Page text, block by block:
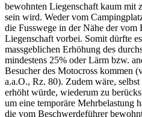
bewohnten Liegenschaft kaum mit
sein wird. Weder vom
die Fusswege in der Nähe der
Liegenschaft vorbei. Somit dürfte
massgeblichen Erhöhung des
mindestens 25% oder Lärm bzw.
Besucher des Motocross kommen
a.a.O., Rz. 80). Zudem wäre,
erhöht würde, wiederum zu
um eine temporäre Mehrbelastung
die vom Beschwerdeführer